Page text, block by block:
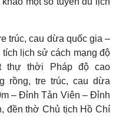
trúc, cau dừa quốc gia –
lịch sử cách mạng độ
thự thời Pháp độ cao
rồng, tre trúc, cau dừa
– Đỉnh Tản Viên – Đỉnh
đền thờ Chủ tịch Hồ Chí